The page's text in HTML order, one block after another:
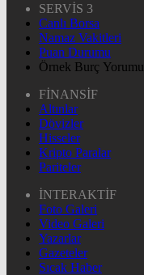
SERVİS 3
Canlı Borsa
Namaz Vakitleri
Puan Durumu
Örnek Burç Yorumu
FİNANSİF
Altınlar
Dövizler
Hisseler
Kripto Paralar
Pariteler
İNTERAKTİF
Foto Galeri
Video Galeri
Yazarlar
Gazeteler
Sıcak Haber